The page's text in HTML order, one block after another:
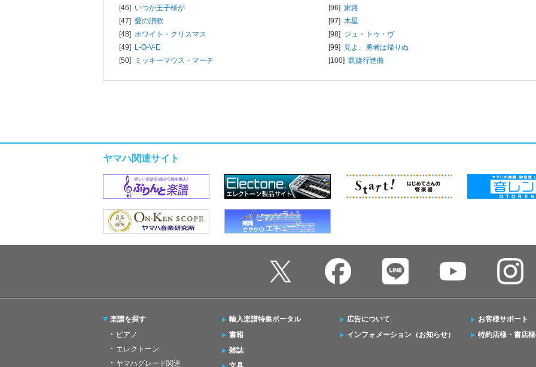
[46] いつか王子様が
[47] 愛の讃歌
[48] ホワイト・クリスマス
[49] L-O-V-E
[50]
ミッキーマウス・マーチ
[96] 家路
[97] 木星
[98] ジュ・トゥ・ヴ
[99] 見よ、勇者は帰りぬ
[100] 凱旋行進曲
ヤマハ関連サイト
楽譜を探す
ピアノ
エレクトーン
ヤマハグレード関連
輸入楽譜特集ポータル
書籍
雑誌
広告について
インフォメーション（お知らせ）
お客様サポート
特約店様・書店